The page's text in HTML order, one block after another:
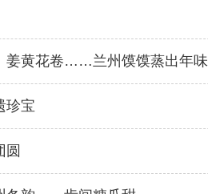
姜黄花卷……兰州馍馍蒸出年味
珍宝
圆